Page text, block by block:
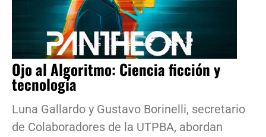
Ojo al Algoritmo: Ciencia ficción y
tecnología
Luna Gallardo y Gustavo Borinelli, secretario
de Colaboradores de la UTPBA, abordan